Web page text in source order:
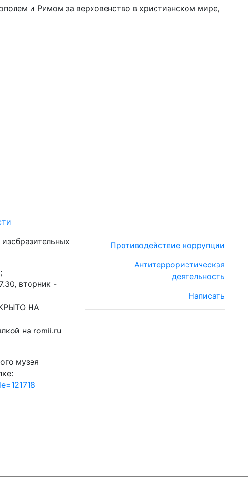
и Римом за верховенство в христианском мире,
вторник -
НА
на romii.ru
музея
Противодействие коррупции
Антитеррористическая
деятельность
Написать